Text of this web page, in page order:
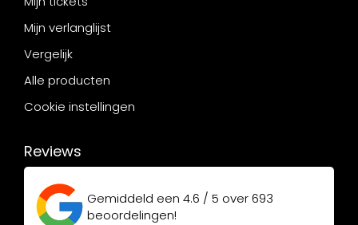
Mijn verlanglijst
Vergelijk
Alle producten
Cookie instellingen
Reviews
Gemiddeld een 4.6 / 5 over693
beoordelingen!